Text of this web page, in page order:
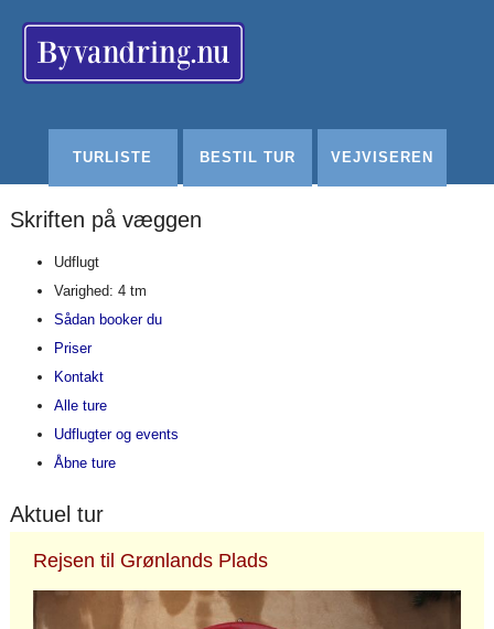
TURLISTE BESTIL TUR VEJVISEREN
Skriften på væggen
Udflugt
Varighed: 4 tm
Sådan booker du
Priser
Kontakt
Alle ture
Udflugter og events
Åbne ture
Aktuel tur
Rejsen til Grønlands Plads